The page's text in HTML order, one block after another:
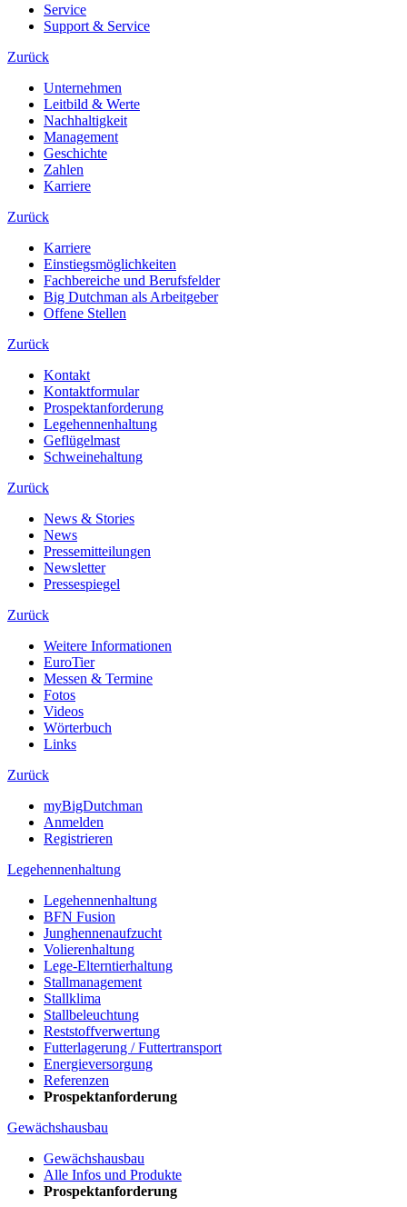
Service
Support & Service
Zurück
Unternehmen
Leitbild & Werte
Nachhaltigkeit
Management
Geschichte
Zahlen
Karriere
Zurück
Karriere
Einstiegsmöglichkeiten
Fachbereiche und Berufsfelder
Big Dutchman als Arbeitgeber
Offene Stellen
Zurück
Kontakt
Kontaktformular
Prospektanforderung
Legehennenhaltung
Geflügelmast
Schweinehaltung
Zurück
News & Stories
News
Pressemitteilungen
Newsletter
Pressespiegel
Zurück
Weitere Informationen
EuroTier
Messen & Termine
Fotos
Videos
Wörterbuch
Links
Zurück
myBigDutchman
Anmelden
Registrieren
Legehennenhaltung
Legehennenhaltung
BFN Fusion
Junghennenaufzucht
Volierenhaltung
Lege-Elterntierhaltung
Stallmanagement
Stallklima
Stallbeleuchtung
Reststoffverwertung
Futterlagerung / Futtertransport
Energieversorgung
Referenzen
Prospektanforderung
Gewächshausbau
Gewächshausbau
Alle Infos und Produkte
Prospektanforderung